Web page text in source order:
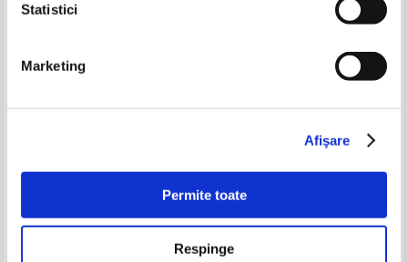
Statistici
Marketing
Afişare
Permite toate
Respinge
frumoase jocuri crestine pentru
frumoase pilde si povesti